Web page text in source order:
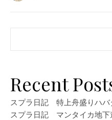
Recent
スプラ日記 特上舟盛りハバ
スプラ日記 マンタイカ地